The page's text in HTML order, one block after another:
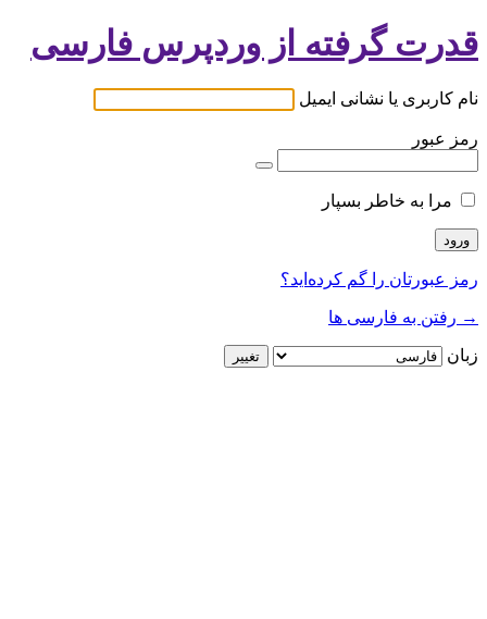
قدرت گرفته از وردپرس فارسی
نام کاربری یا نشانی ایمیل
رمز عبور
مرا به خاطر بسپار
رمز عبورتان را گم کرده‌اید؟
→ رفتن به فارسی ها
زبان